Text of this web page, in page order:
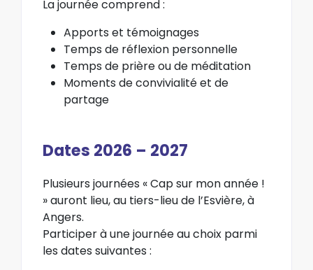
La journée comprend :
Apports et témoignages
Temps de réflexion personnelle
Temps de prière ou de méditation
Moments de convivialité et de
partage
Dates 2026 – 2027
Plusieurs journées « Cap sur mon année !
» auront lieu, au tiers-lieu de l’Esvière, à
Angers.
Participer à une journée au choix parmi
les dates suivantes :